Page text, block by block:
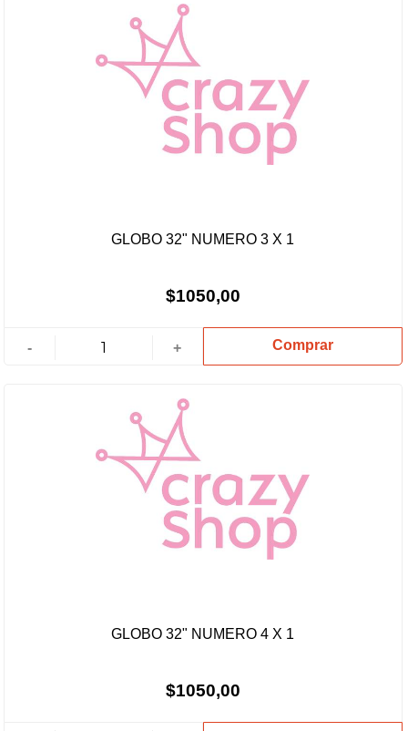
GLOBO 32" NUMERO 3 X 1
$1050,00
- + Comprar
GLOBO 32" NUMERO 4 X 1
$1050,00